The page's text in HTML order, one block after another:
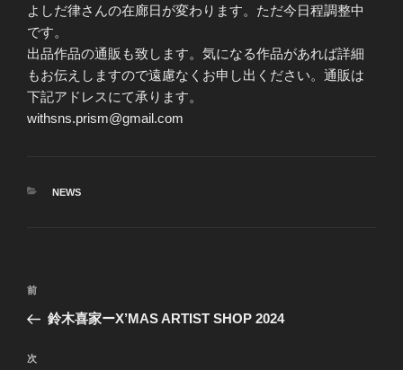
よしだ律さんの在廊日が変わります。ただ今日程調整中
です。
出品作品の通販も致します。気になる作品があれば詳細
もお伝えしますので遠慮なくお申し出ください。通販は
下記アドレスにて承ります。
withsns.prism@gmail.com
カ
NEWS
投
ナ
ビ
前
の
稿
前
鈴木喜家ーX’MAS ARTIST SHOP 2024
次
次